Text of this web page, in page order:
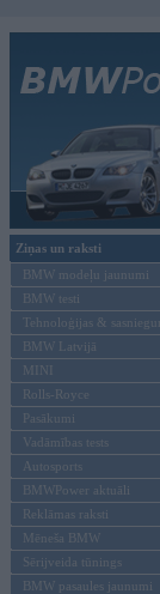
Ziņas un raksti
BMW modeļu jaunumi
BMW testi
Tehnoloģijas &
BMW Latvijā
MINI
Rolls-Royce
Pasākumi
Vadāmības tests
Autosports
BMWPower aktuāli
Reklāmas raksti
Mēneša BMW
Sērijveida tūnings
BMW pasaules jaunumi